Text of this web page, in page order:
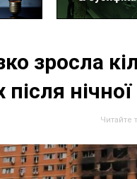
зросла
Читайте